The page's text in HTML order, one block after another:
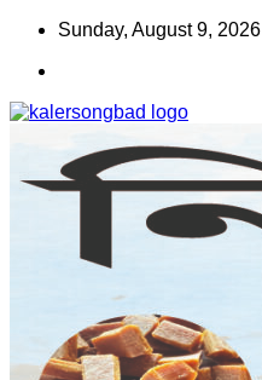
Skip
content
Sunday, August 9, 2026
কালের সংবাদ
www.kalersongbad.com